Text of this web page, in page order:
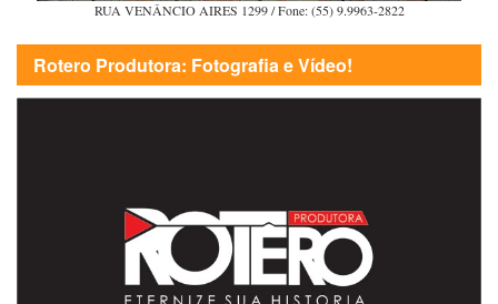
RUA VENÂNCIO AIRES 1299 / Fone: (55) 9.9963-2822
Rotero Produtora: Fotografia e Vídeo!